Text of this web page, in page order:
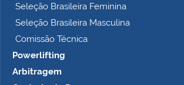
Seleção Brasileira Feminina
Seleção Brasileira Masculina
Comissão Técnica
Powerlifting
Arbitragem